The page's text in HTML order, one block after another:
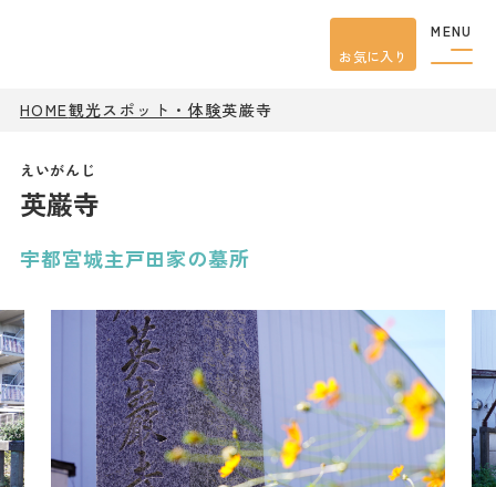
MENU
お気に入り
HOME観光スポット・体験英巌寺
英巌寺
宇都宮城主戸田家の墓所
宿泊
アクセス
ピックアップ
はじめての宇都宮
宇都宮市民ライター